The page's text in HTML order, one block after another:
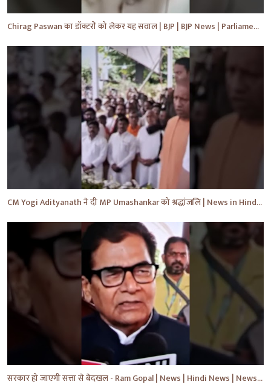
Chirag Paswan का डॉक्टरों को लेकर यह सवाल | BJP | BJP News | Parliament | #shorts #ytnewshorts #yt
CM Yogi Adityanath ने दी MP Umashankar को श्रद्धांजलि | News in Hindi | News Today | #shorts #yt
सरकार हो जाएगी सत्ता से बेदखल - Ram Gopal | News | Hindi News | News Today | #shorts #ytshorts #yt